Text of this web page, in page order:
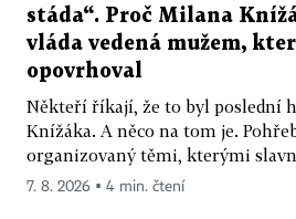
stáda“. Proč Milana
vláda vedená mužem,
opovrhoval
Někteří říkají, že to byl poslední
Knížáka. A něco na tom je.
organizovaný těmi, kterými
7. 8. 2026 ▪ 4 min. čtení